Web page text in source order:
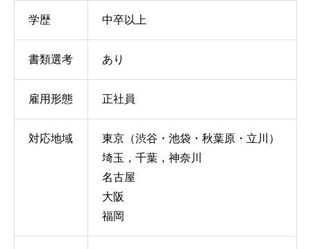
学歴 中卒以上
書類選考 あり
雇用形態 正社員
対応地域
東京（渋谷・池袋・秋葉原・立川）
埼玉，千葉，神奈川
名古屋
大阪
福岡